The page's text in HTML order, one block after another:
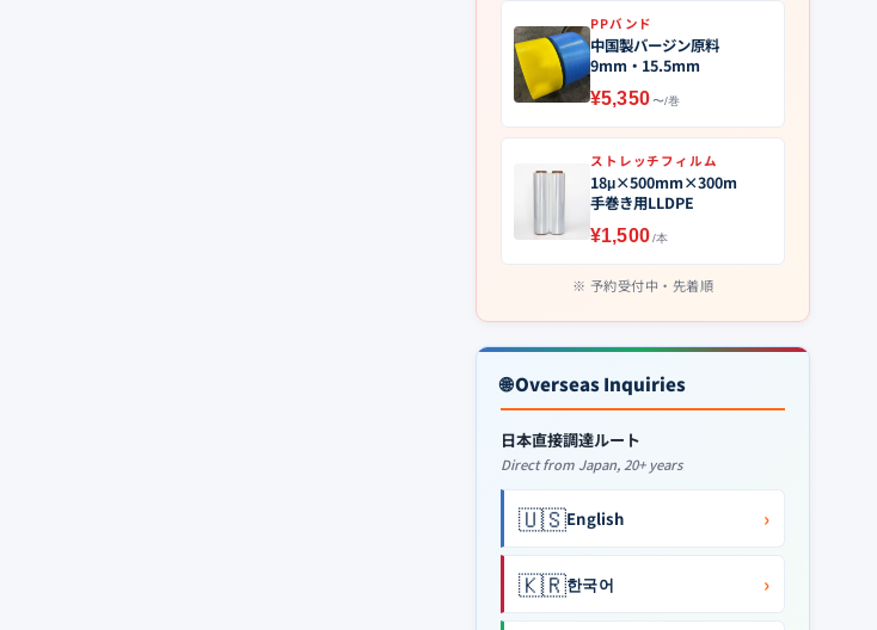
PPバンド
中国製バージン原料
9mm・15.5mm
¥5,350〜/巻
ストレッチフィルム
18μ×500mm×300m
手巻き用LLDPE
¥1,500/本
予約受付中・先着順
🌐 Overseas Inquiries
日本直接調達ルート
Direct from Japan, 20+ years
🇺🇸English ›
🇰🇷한국어 ›